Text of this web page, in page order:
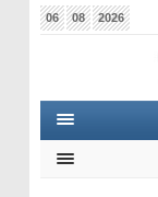
06 08 2026